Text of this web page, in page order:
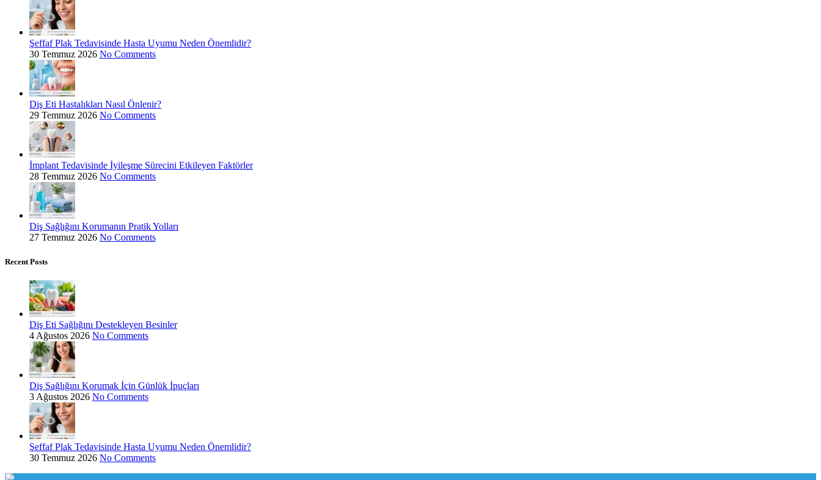
Şeffaf Plak Tedavisinde Hasta Uyumu Neden Önemlidir?
30 Temmuz 2026 No Comments
Diş Eti Hastalıkları Nasıl Önlenir?
29 Temmuz 2026 No Comments
İmplant Tedavisinde İyileşme Sürecini Etkileyen Faktörler
28 Temmuz 2026 No Comments
Diş Sağlığını Korumanın Pratik Yolları
27 Temmuz 2026 No Comments
Recent Posts
Diş Eti Sağlığını Destekleyen Besinler
4 Ağustos 2026 No Comments
Diş Sağlığını Korumak İçin Günlük İpuçları
3 Ağustos 2026 No Comments
Şeffaf Plak Tedavisinde Hasta Uyumu Neden Önemlidir?
30 Temmuz 2026 No Comments